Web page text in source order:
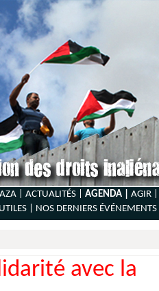
| ACTUALITÉS | AGENDA | AGIR |
| NOS DERNIERS ÉVÉNEMENTS |
avec la